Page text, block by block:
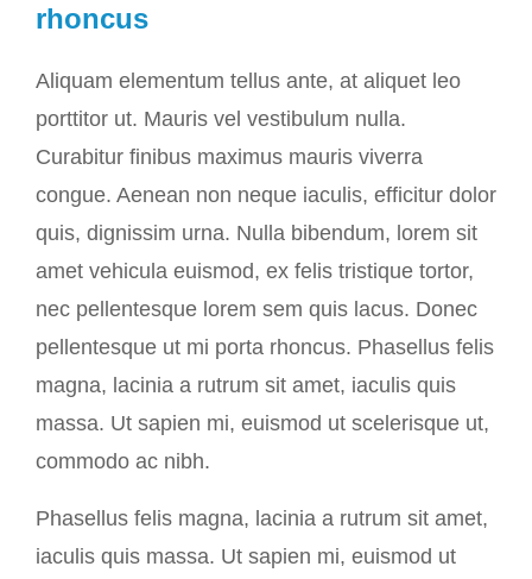
rhoncus
Aliquam elementum tellus ante, at aliquet leo
porttitor ut. Mauris vel vestibulum nulla.
Curabitur finibus maximus mauris viverra
congue. Aenean non neque iaculis, efficitur dolor
quis, dignissim urna. Nulla bibendum, lorem sit
amet vehicula euismod, ex felis tristique tortor,
nec pellentesque lorem sem quis lacus. Donec
pellentesque ut mi porta rhoncus. Phasellus felis
magna, lacinia a rutrum sit amet, iaculis quis
massa. Ut sapien mi, euismod ut scelerisque ut,
commodo ac nibh.
Phasellus felis magna, lacinia a rutrum sit amet,
iaculis quis massa. Ut sapien mi, euismod ut